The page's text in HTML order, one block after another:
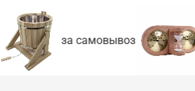
за самовывоз